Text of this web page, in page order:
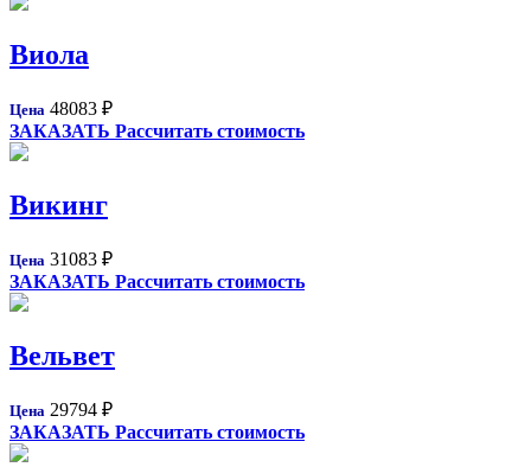
Виола
Цена 48083 ₽
ЗАКАЗАТЬ Рассчитать стоимость
Викинг
Цена 31083 ₽
ЗАКАЗАТЬ Рассчитать стоимость
Вельвет
Цена 29794 ₽
ЗАКАЗАТЬ Рассчитать стоимость